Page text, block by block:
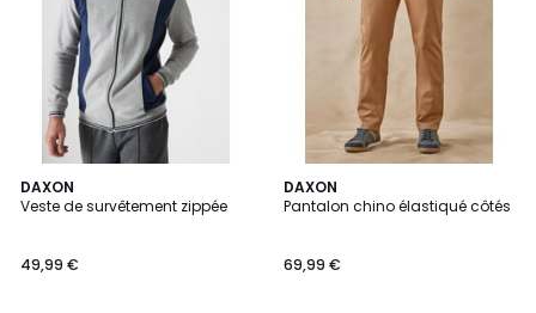
DAXON
Veste de survêtement zippée
49,99 €
DAXON
Pantalon chino élastiqué côtés
69,99 €